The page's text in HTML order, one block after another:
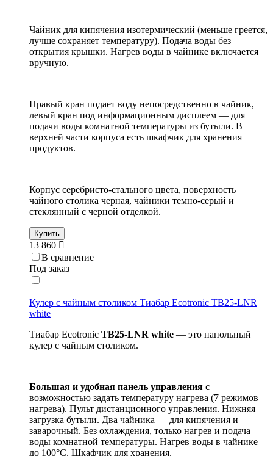
Чайник для кипячения изотермический (меньше греется,
лучше сохраняет температуру). Подача воды без
открытия крышки. Нагрев воды в чайнике включается
вручную.
Правый кран подает воду непосредственно в чайник,
левый кран под информационным дисплеем — для
подачи воды комнатной температуры из бутыли. В
верхней части корпуса есть шкафчик для хранения
продуктов.
Корпус серебристо-стального цвета, поверхность
чайного столика черная, чайники темно-серый и
стеклянный с черной отделкой.
Купить
13 860
В сравнение
Под заказ
Кулер с чайным столиком Тиабар Ecotronic TB25-LNR
white
Тиабар Ecotronic TB25-LNR white — это напольный
кулер с чайным столиком.
Большая и удобная панель управления с
возможностью задать температуру нагрева (7 режимов
нагрева). Пульт дистанционного управления. Нижняя
загрузка бутыли. Два чайника — для кипячения и
заварочный. Без охлаждения, только нагрев и подача
воды комнатной температуры. Нагрев воды в чайнике
до 100°С. Шкафчик для хранения.